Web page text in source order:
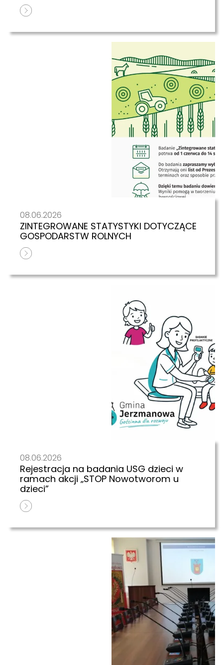
08.06.2026
ZINTEGROWANE STATYSTYKI DOTYCZĄCE
GOSPODARSTW ROLNYCH
08.06.2026
Rejestracja na badania USG dzieci w
ramach akcji „STOP Nowotworom u
dzieci”